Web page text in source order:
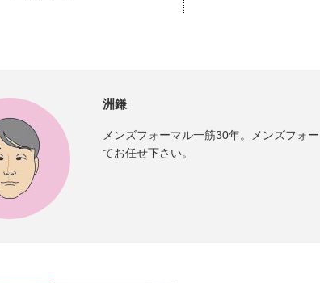
洲鎌
メンズフォーマル一筋30年。メンズフォ
てお任せ下さい。